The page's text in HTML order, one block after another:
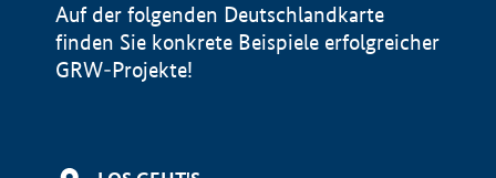
Auf der folgenden Deutschlandkarte
finden Sie konkrete Beispiele erfolgreicher
GRW-Projekte!